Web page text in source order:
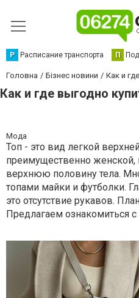
Р Расписание транспорта П
Головна Бізнес новини Как и
Как и где выгодно
Мода
Топ - это вид легкой
преимущественно женской,
верхнюю половину тела.
топами майки и футболки.
это отсутствие рукавов.
Предлагаем ознакомиться